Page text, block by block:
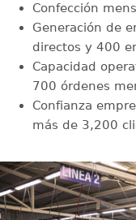
Confección
Generación de
directos y 400
Capacidad
700 órdenes
Confianza
más de 3,200